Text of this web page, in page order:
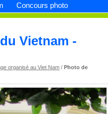
Concours photo
Vietnam -
organisé au Viet Nam /Photo de